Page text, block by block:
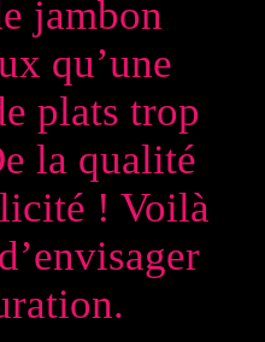
jambon
qu’une
plats trop
la qualité
! Voilà